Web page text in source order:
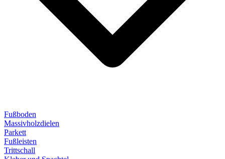
Fußboden
Massivholzdielen
Parkett
Fußleisten
Trittschall